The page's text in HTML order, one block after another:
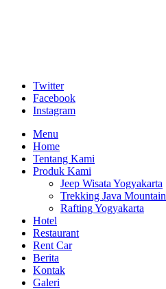
Twitter
Facebook
Instagram
Menu
Home
Tentang Kami
Produk Kami
Jeep Wisata Yogyakarta
Trekking Java Mountain
Rafting Yogyakarta
Hotel
Restaurant
Rent Car
Berita
Kontak
Galeri